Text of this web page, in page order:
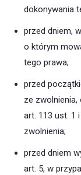
dokonywania
przed dniem,
o którym
tego prawa;
przed
ze
art. 113 ust. 1
zwolnienia;
przed dniem
art. 5, w